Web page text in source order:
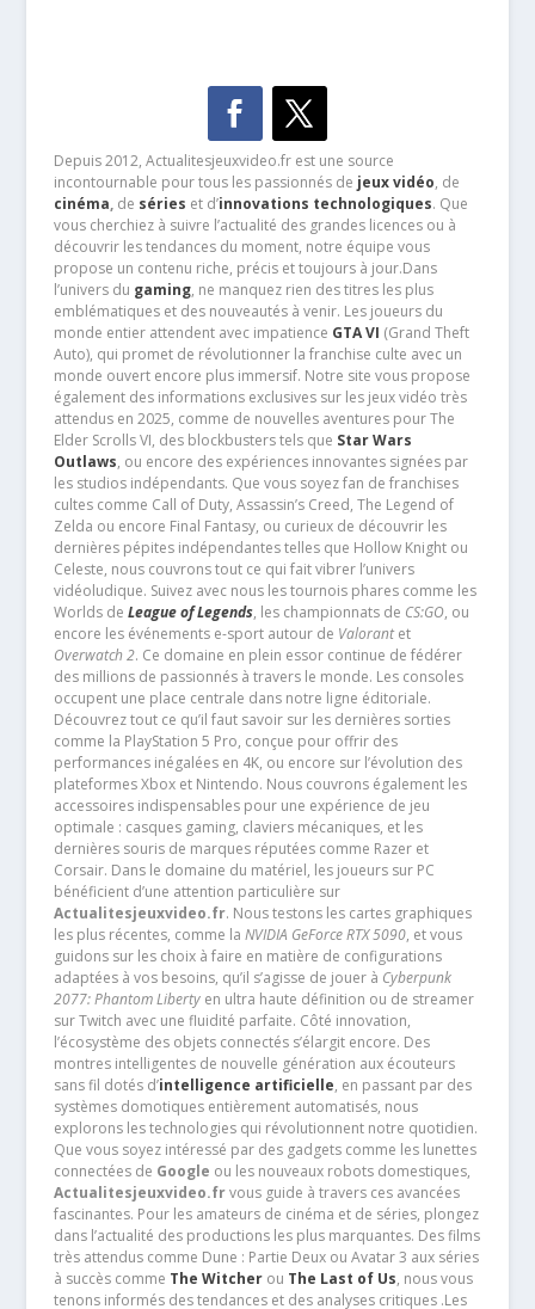
Depuis 2012, Actualitesjeuxvideo.fr est une source
incontournable pour tous les passionnés de jeux vidéo, de
cinéma,de séries et d’innovations technologiques. Que
vous cherchiez à suivre l’actualité des grandes licences ou à
découvrir les tendances du moment, notre équipe vous
propose un contenu riche, précis et toujours à jour.Dans
l’univers du gaming, ne manquez rien des titres les plus
emblématiques et des nouveautés à venir. Les joueurs du
monde entier attendent avec impatience GTA VI (Grand Theft
Auto), qui promet de révolutionner la franchise culte avec un
monde ouvert encore plus immersif. Notre site vous propose
également des informations exclusives sur les jeux vidéo très
attendus en 2025, comme de nouvelles aventures pour The
Elder Scrolls VI, des blockbusters tels que Star Wars
Outlaws, ou encore des expériences innovantes signées par
les studios indépendants. Que vous soyez fan de franchises
cultes comme Call of Duty, Assassin’s Creed, The Legend of
Zelda ou encore Final Fantasy, ou curieux de découvrir les
dernières pépites indépendantes telles que Hollow Knight ou
Celeste, nous couvrons tout ce qui fait vibrer l’univers
vidéoludique. Suivez avec nous les tournois phares comme les
Worlds de League of Legends, les championnats de CS:GO, ou
encore les événements e-sport autour de Valorantet
Overwatch 2. Ce domaine en plein essor continue de fédérer
des millions de passionnés à travers le monde. Les consoles
occupent une place centrale dans notre ligne éditoriale.
Découvrez tout ce qu’il faut savoir sur les dernières sorties
comme la PlayStation 5 Pro, conçue pour offrir des
performances inégalées en 4K, ou encore sur l’évolution des
plateformes Xbox et Nintendo. Nous couvrons également les
accessoires indispensables pour une expérience de jeu
optimale : casques gaming, claviers mécaniques, et les
dernières souris de marques réputées comme Razer et
Corsair. Dans le domaine du matériel, les joueurs sur PC
bénéficient d’une attention particulière sur
Actualitesjeuxvideo.fr. Nous testons les cartes graphiques
les plus récentes, comme la NVIDIA GeForce RTX 5090, et vous
guidons sur les choix à faire en matière de configurations
adaptées à vos besoins, qu’il s’agisse de jouer à Cyberpunk
2077: Phantom Libertyen ultra haute définition ou de streamer
sur Twitch avec une fluidité parfaite. Côté innovation,
l’écosystème des objets connectés s’élargit encore. Des
montres intelligentes de nouvelle génération aux écouteurs
sans fil dotés d’intelligence artificielle, en passant par des
systèmes domotiques entièrement automatisés, nous
explorons les technologies qui révolutionnent notre quotidien.
Que vous soyez intéressé par des gadgets comme les lunettes
connectées de Google ou les nouveaux robots domestiques,
Actualitesjeuxvideo.frvous guide à travers ces avancées
fascinantes. Pour les amateurs de cinéma et de séries, plongez
dans l’actualité des productions les plus marquantes. Des films
très attendus comme Dune : Partie Deux ou Avatar 3 aux séries
à succès comme The Witcherou The Last of Us, nous vous
tenons informés des tendances et des analyses critiques .Les